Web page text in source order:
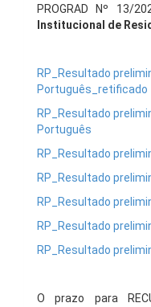
PROGRAD Nº 13/
Institucional de
RP_Resultado
Português_retificado
RP_Resultado
Português
RP_Resultado
RP_Resultado
RP_Resultado
RP_Resultado
RP_Resultado
O prazo para